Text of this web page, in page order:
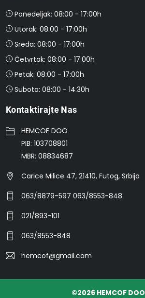
Ponedeljak: 08:00 - 17:00h
Utorak: 08:00 - 17:00h
Sreda: 08:00 - 17:00h
Četvrtak: 08:00 - 17:00h
Petak: 08:00 - 17:00h
Subota: 08:00 - 14:30h
Kontaktirajte Nas
HEMCOF DOO
PIB: 103708801
MBR: 08834687
Carice Milice 47, 21410, Futog, Srbija
063/8879-597 063/8553-848
021/893-101
063/8553-848
hemcof@gmail.com
©2026 HEMCOF DOO